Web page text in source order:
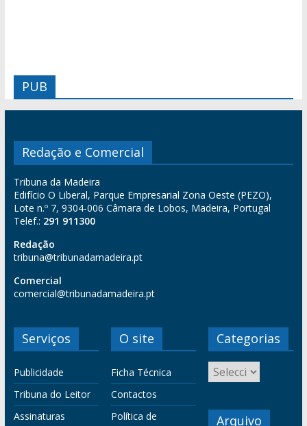
PUB
Redação e Comercial
Tribuna da Madeira
Edifício O Liberal, Parque Empresarial Zona Oeste (PEZO),
Lote n.º 7, 9304-006 Câmara de Lobos, Madeira, Portugal
Telef.: 291 911300
Redação
tribuna@tribunadamadeira.pt
Comercial
comercial@tribunadamadeira.pt
Serviços
Publicidade
Tribuna do Leitor
Assinaturas
O site
Ficha Técnica
Contactos
Política de
Categorias
Arquivo